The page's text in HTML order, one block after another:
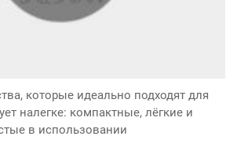
которые идеально подходят для
налегке: компактные, лёгкие и
в использовании